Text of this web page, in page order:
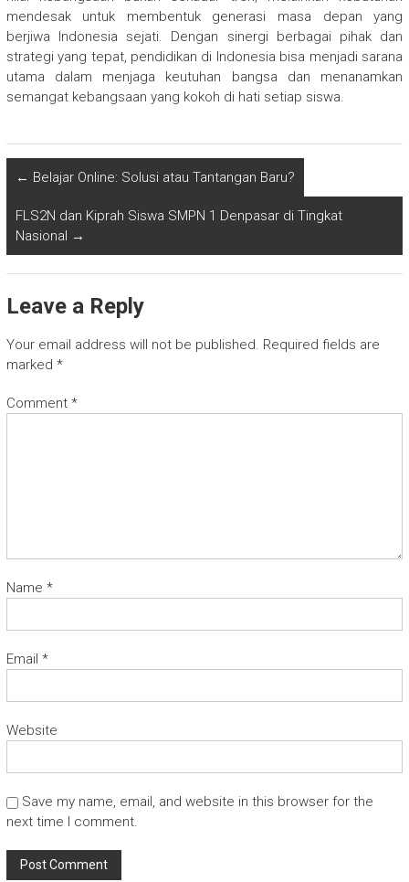
mendesak untuk membentuk generasi masa depan yang
berjiwa Indonesia sejati. Dengan sinergi berbagai pihak dan
strategi yang tepat, pendidikan di Indonesia bisa menjadi sarana
utama dalam menjaga keutuhan bangsa dan menanamkan
semangat kebangsaan yang kokoh di hati setiap siswa.
← Belajar Online: Solusi atau Tantangan Baru?
FLS2N dan Kiprah Siswa SMPN 1 Denpasar di Tingkat
Nasional →
Leave a Reply
Your email address will not be published. Required fields are
marked *
Comment *
Name *
Email *
Website
Save my name, email, and website in this browser for the
next time I comment.